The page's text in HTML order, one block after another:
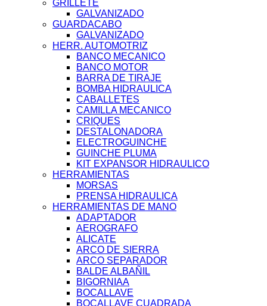
GRILLETE
GALVANIZADO
GUARDACABO
GALVANIZADO
HERR. AUTOMOTRIZ
BANCO MECANICO
BANCO MOTOR
BARRA DE TIRAJE
BOMBA HIDRAULICA
CABALLETES
CAMILLA MECANICO
CRIQUES
DESTALONADORA
ELECTROGUINCHE
GUINCHE PLUMA
KIT EXPANSOR HIDRAULICO
HERRAMIENTAS
MORSAS
PRENSA HIDRAULICA
HERRAMIENTAS DE MANO
ADAPTADOR
AEROGRAFO
ALICATE
ARCO DE SIERRA
ARCO SEPARADOR
BALDE ALBAÑIL
BIGORNIAA
BOCALLAVE
BOCALLAVE CUADRADA